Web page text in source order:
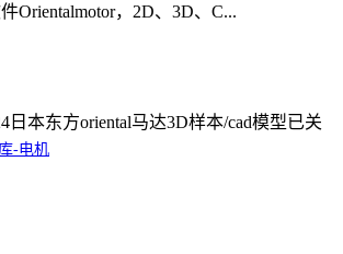
Orientalmotor，2D、3D、C...
日本东方oriental马达3D样本/cad模型已关
-电机